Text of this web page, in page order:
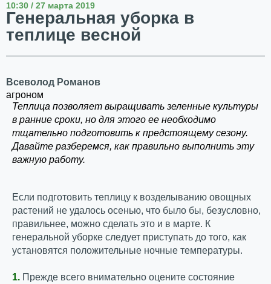
10:30 / 27 марта 2019
Генеральная уборка в
теплице весной
Всеволод Романов
агроном
Теплица позволяет выращивать зеленные культуры
в ранние сроки, но для этого ее необходимо
тщательно подготовить к предстоящему сезону.
Давайте разберемся, как правильно выполнить эту
важную работу.
Если подготовить теплицу к возделыванию овощных
растений не удалось осенью, что было бы, безусловно,
правильнее, можно сделать это и в марте. К
генеральной уборке следует приступать до того, как
установятся положительные ночные температуры.
1. Прежде всего внимательно оцените состояние